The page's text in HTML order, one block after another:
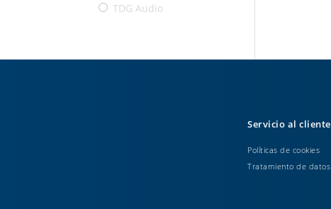
TDG Audio
Servicio al cliente
Políticas de cookies
Tratamiento de datos